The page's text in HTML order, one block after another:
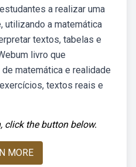
a realizar uma
utilizando a matemática
textos, tabelas e
livro que
matemática e realidade
textos reais e
click the button below.
MORE